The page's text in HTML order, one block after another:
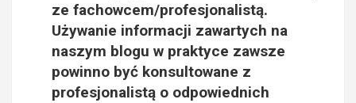
ze fachowcem/profesjonalistą.
Używanie informacji zawartych na
naszym blogu w praktyce zawsze
powinno być konsultowane z
profesjonalistą o odpowiednich